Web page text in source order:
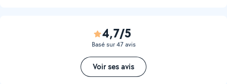
4,7/5
Basé sur 47 avis
Voir ses avis